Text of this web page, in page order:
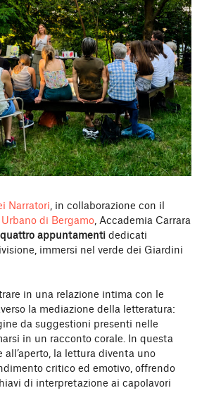
Narratori , in collaborazione con il
di Bergamo , Accademia Carrara
quattro appuntamenti dedicati
immersi nel verde dei Giardini
in una relazione intima con le
la mediazione della letteratura:
da suggestioni presenti nelle
in un racconto corale. In questa
all’aperto, la lettura diventa uno
critico ed emotivo, offrendo
di interpretazione ai capolavori